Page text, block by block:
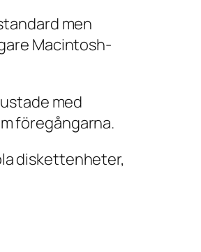
men
Macintosh-
med
föregångarna.
diskettenheter,